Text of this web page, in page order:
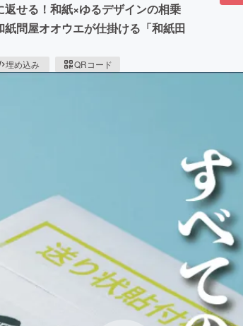
せる！和紙×ゆるデザインの相乗
問屋オオウエが仕掛ける「和紙田
埋め込み QRコード